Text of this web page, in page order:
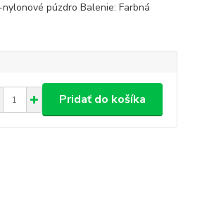
púzdro Balenie: Farbná
Pridať do košíka